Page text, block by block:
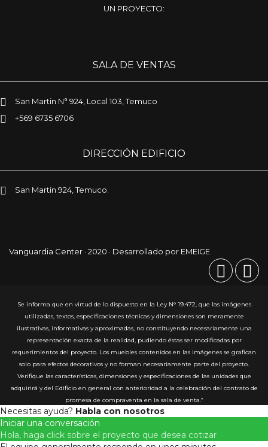
UN PROYECTO:
SALA DE VENTAS
San Martin N° 924, Local 103, Temuco
+569 6735 6706
DIRECCIÓN EDIFICIO
San Martín 924, Temuco.
Vanguardia Center · 2020 · Desarrollado por EMEIGE
Se informa que en virtud de lo dispuesto en la Ley N° 19.472, que las imágenes
utilizadas, textos, especificaciones técnicas y dimensiones son meramente
ilustrativas, informativas y aproximadas, no constituyendo necesariamente una
representación exacta de la realidad, pudiendo éstas ser modificadas por
requerimientos del proyecto. Los muebles contenidos en las imágenes se grafican
solo para efectos decorativos y no forman necesariamente parte del proyecto.
Verifique las características, dimensiones y especificaciones de las unidades que
adquirirá y del Edificio en general con anterioridad a la celebración del contrato de
promesa de compraventa en la sala de venta.”
Necesitas ayuda? Habla con nosotros
Iniciar una conversación
Hola, haga click sobre el proyecto que desea cotizar